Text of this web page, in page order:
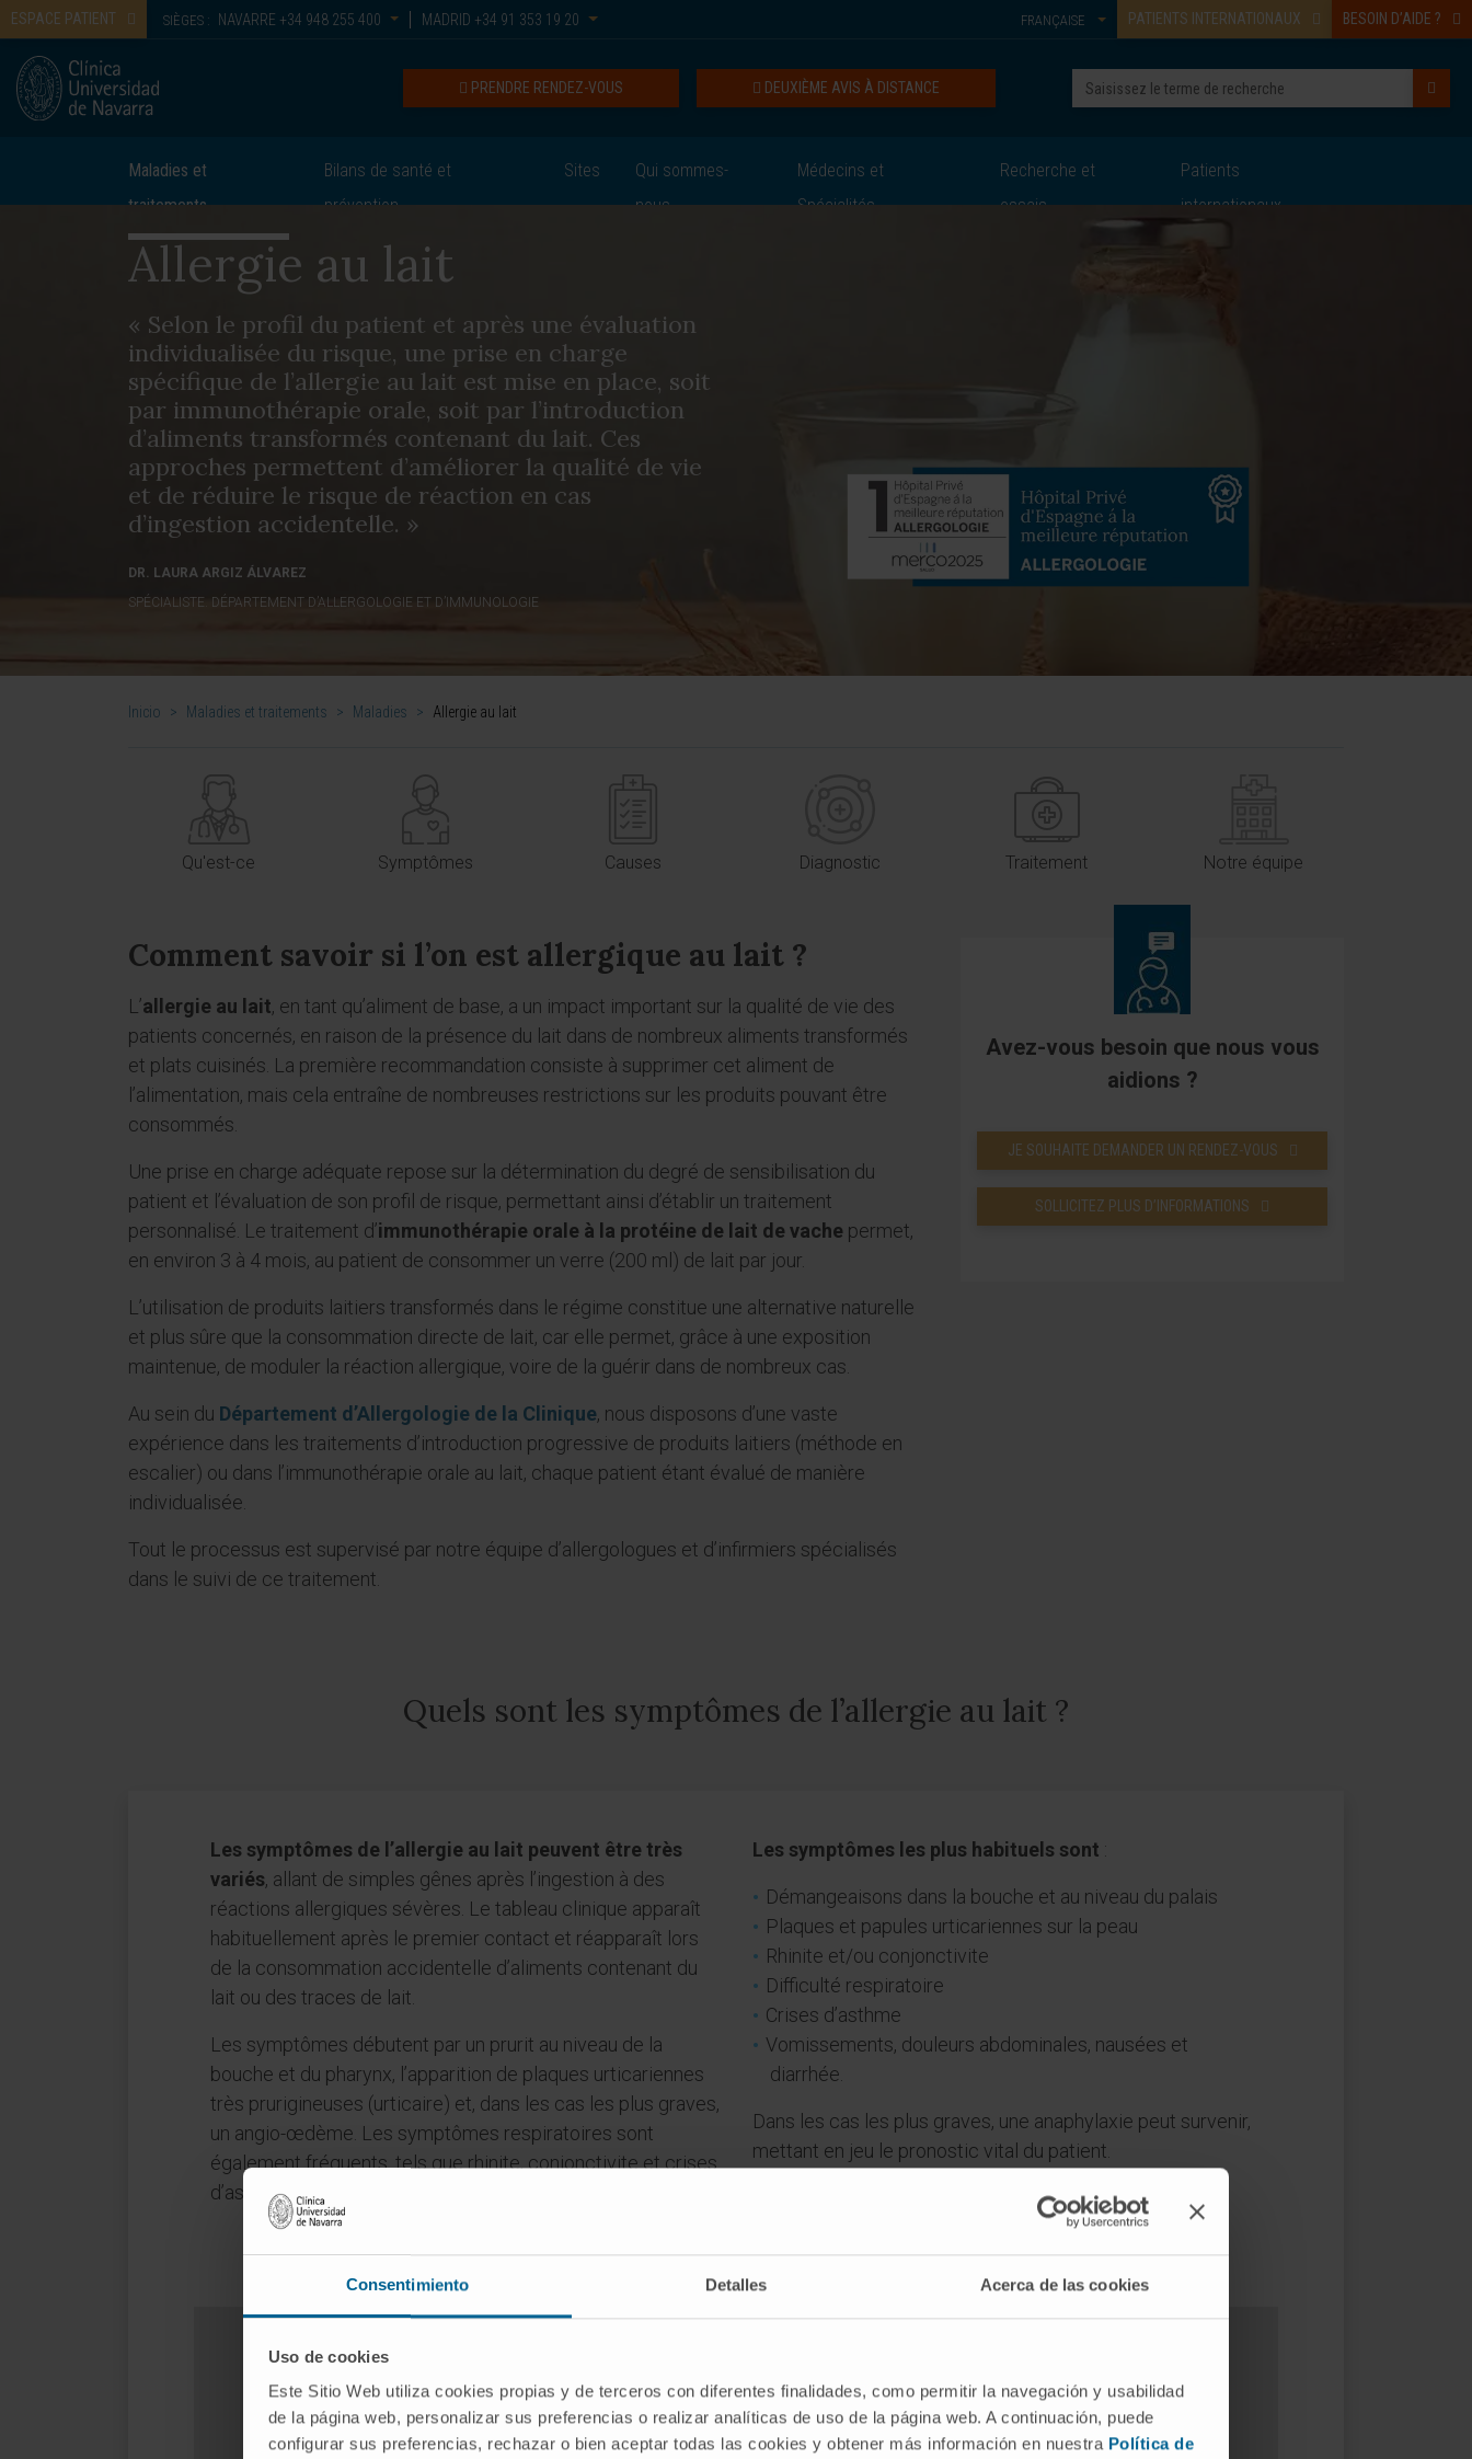
Consentimiento Detalles Acerca de las cookies
Uso de cookies
Este Sitio Web utiliza cookies propias y de terceros con diferentes finalidades, como permitir la navegación y usabilidad
de la página web, personalizar sus preferencias o realizar analíticas de uso de la página web. A continuación, puede
configurar sus preferencias, rechazar o bien aceptar todas las cookies y obtener más información en nuestra Política de
ESPACE PATIENT SIÈGES : NAVARRE +34 948 255 400 MADRID +34 91 353 19 20 PATIENTS INTERNATIONAUX BESOIN D’AIDE ?
FRANÇAISE
DEUXIÈME AVIS À DISTANCE
PRENDRE RENDEZ-VOUS
Maladies et
traitements
Bilans de santé et
prévention
Sites
Qui sommes-
nous
Médecins et
Spécialités
Recherche et
essais
Patients
internationaux
Allergie au lait
« Selon le profil du patient et après une évaluation
individualisée du risque, une prise en charge
spécifique de l’allergie au lait est mise en place, soit
par immunothérapie orale, soit par l’introduction
d’aliments transformés contenant du lait. Ces
approches permettent d’améliorer la qualité de vie
et de réduire le risque de réaction en cas
d’ingestion accidentelle. »
DR. LAURA ARGIZ ÁLVAREZ
SPÉCIALISTE. DÉPARTEMENT D’ALLERGOLOGIE ET D’IMMUNOLOGIE
Inicio > Maladies et traitements > Maladies > Allergie au lait
Qu'est-ce Symptômes Causes Diagnostic Traitement Notre équipe
Comment savoir si l’on est allergique au lait ?
L’allergie au lait, en tant qu’aliment de base, a un impact important sur la qualité de vie des
patients concernés, en raison de la présence du lait dans de nombreux aliments transformés
et plats cuisinés. La première recommandation consiste à supprimer cet aliment de
l’alimentation, mais cela entraîne de nombreuses restrictions sur les produits pouvant être
consommés.
Une prise en charge adéquate repose sur la détermination du degré de sensibilisation du
patient et l’évaluation de son profil de risque, permettant ainsi d’établir un traitement
personnalisé. Le traitement d’immunothérapie orale à la protéine de lait de vache permet,
en environ 3 à 4 mois, au patient de consommer un verre (200 ml) de lait par jour.
L’utilisation de produits laitiers transformés dans le régime constitue une alternative naturelle
et plus sûre que la consommation directe de lait, car elle permet, grâce à une exposition
maintenue, de moduler la réaction allergique, voire de la guérir dans de nombreux cas.
Au sein du Département d’Allergologie de la Clinique, nous disposons d’une vaste
expérience dans les traitements d’introduction progressive de produits laitiers (méthode en
escalier) ou dans l’immunothérapie orale au lait, chaque patient étant évalué de manière
individualisée.
Tout le processus est supervisé par notre équipe d’allergologues et d’infirmiers spécialisés
dans le suivi de ce traitement.
Avez-vous besoin que nous vous
aidions ?
JE SOUHAITE DEMANDER UN RENDEZ-VOUS
SOLLICITEZ PLUS D’INFORMATIONS
Quels sont les symptômes de l’allergie au lait ?
Les symptômes de l’allergie au lait peuvent être très
variés, allant de simples gênes après l’ingestion à des
réactions allergiques sévères. Le tableau clinique apparaît
habituellement après le premier contact et réapparaît lors
de la consommation accidentelle d’aliments contenant du
lait ou des traces de lait.
Les symptômes débutent par un prurit au niveau de la
bouche et du pharynx, l’apparition de plaques urticariennes
très prurigineuses (urticaire) et, dans les cas les plus graves,
un angio-œdème. Les symptômes respiratoires sont
également fréquents, tels que rhinite, conjonctivite et crises
d’asthme.
Les symptômes les plus habituels sont :
Démangeaisons dans la bouche et au niveau du palais
Plaques et papules urticariennes sur la peau
Rhinite et/ou conjonctivite
Difficulté respiratoire
Crises d’asthme
Vomissements, douleurs abdominales, nausées et
diarrhée.
Dans les cas les plus graves, une anaphylaxie peut survenir,
mettant en jeu le pronostic vital du patient.
Présentez-vous certains de ces symptômes ?
Vous êtes peut-être allergique au lait et un traitement de désensibilisation alimentaire peut être envisagé.